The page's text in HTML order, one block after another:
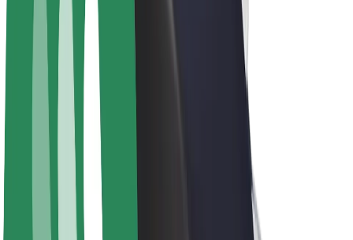
Sürücülər
Sürücü qazancı
Kuryerlər
Kuryer qazancı
Bolt Food təchizatçıları
Sahibkarlar
Françayzinq